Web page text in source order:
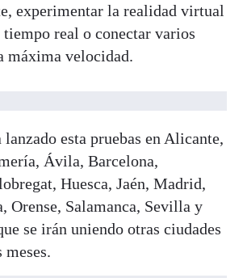
experimentar la realidad virtual
tiempo real o conectar varios
máxima velocidad.
esta pruebas en Alicante,
Ávila, Barcelona,
Huesca, Jaén, Madrid,
Orense, Salamanca, Sevilla y
se irán uniendo otras ciudades